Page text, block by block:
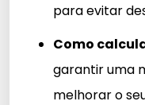
para evitar
Como
garantir uma
melhorar o